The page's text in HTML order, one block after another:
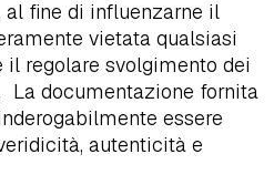
fine di influenzarne il
vietata qualsiasi
regolare svolgimento dei
documentazione fornita
essere
autenticità e